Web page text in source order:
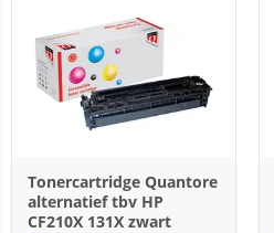
Tonercartridge Quantore
alternatief tbv HP
CF210X 131X zwart